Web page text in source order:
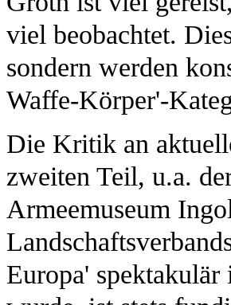
viel beobachtet.
sondern werden
Waffe-Körper'-
Die Kritik an
zweiten Teil, u.a.
Armeemuseum
Europa'